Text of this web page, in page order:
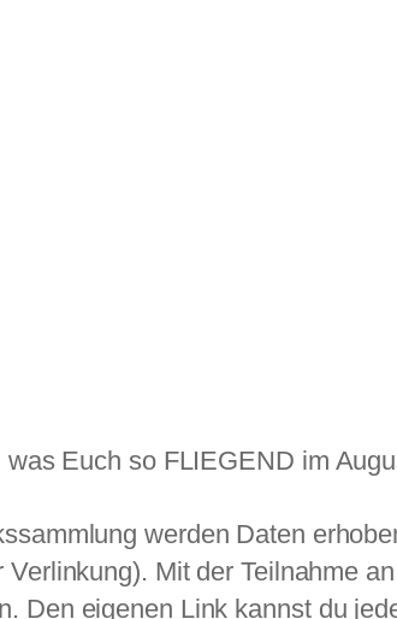
Euch so FLIEGEND im
werden Daten
Mit der Teilnahme
Den eigenen Link kannst du